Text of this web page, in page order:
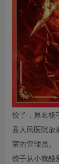
饺子，原名杨
县人民医院放
室的管理员。
饺子从小就酷